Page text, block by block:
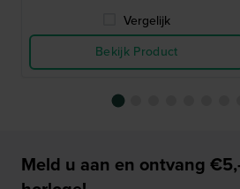
Vergelijk
Bekijk Product
Meld u aan en ontvang